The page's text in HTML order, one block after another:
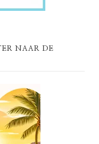
NAAR DE